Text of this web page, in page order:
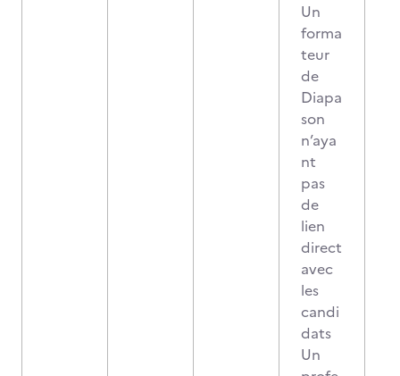
Un
forma
teur
de
Diapa
son
n’aya
nt
pas
de
lien
direct
avec
les
candi
dats
Un